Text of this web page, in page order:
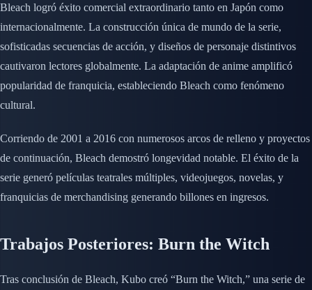
Bleach logró éxito comercial extraordinario tanto en Japón como
internacionalmente. La construcción única de mundo de la serie,
sofisticadas secuencias de acción, y diseños de personaje distintivos
cautivaron lectores globalmente. La adaptación de anime amplificó
popularidad de franquicia, estableciendo Bleach como fenómeno
cultural.
Corriendo de 2001 a 2016 con numerosos arcos de relleno y proyectos
de continuación, Bleach demostró longevidad notable. El éxito de la
serie generó películas teatrales múltiples, videojuegos, novelas, y
franquicias de merchandising generando billones en ingresos.
Trabajos Posteriores: Burn the Witch
Tras conclusión de Bleach, Kubo creó “Burn the Witch,” una serie de